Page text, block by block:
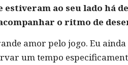
ao seu lado há
o ritmo de
amor pelo jogo. Eu
um tempo